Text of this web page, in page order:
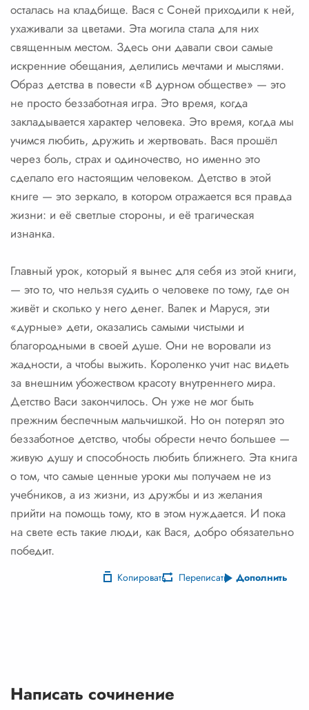
осталась на кладбище. Вася с Соней приходили к ней,
ухаживали за цветами. Эта могила стала для них
священным местом. Здесь они давали свои самые
искренние обещания, делились мечтами и мыслями.
Образ детства в повести «В дурном обществе» — это
не просто беззаботная игра. Это время, когда
закладывается характер человека. Это время, когда мы
учимся любить, дружить и жертвовать. Вася прошёл
через боль, страх и одиночество, но именно это
сделало его настоящим человеком. Детство в этой
книге — это зеркало, в котором отражается вся правда
жизни: и её светлые стороны, и её трагическая
изнанка.
Главный урок, который я вынес для себя из этой книги,
— это то, что нельзя судить о человеке по тому, где он
живёт и сколько у него денег. Валек и Маруся, эти
«дурные» дети, оказались самыми чистыми и
благородными в своей душе. Они не воровали из
жадности, а чтобы выжить. Короленко учит нас видеть
за внешним убожеством красоту внутреннего мира.
Детство Васи закончилось. Он уже не мог быть
прежним беспечным мальчишкой. Но он потерял это
беззаботное детство, чтобы обрести нечто большее —
живую душу и способность любить ближнего. Эта книга
о том, что самые ценные уроки мы получаем не из
учебников, а из жизни, из дружбы и из желания
прийти на помощь тому, кто в этом нуждается. И пока
на свете есть такие люди, как Вася, добро обязательно
победит.
Копировать Переписать Дополнить
Написать сочинение